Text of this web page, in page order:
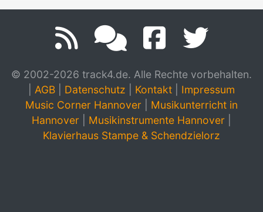
© 2002-2026 track4.de. Alle Rechte vorbehalten.
AGB Datenschutz Kontakt
Impressum
Music Corner Hannover
Musikunterricht in
Hannover
Musikinstrumente Hannover
Klavierhaus Stampe & Schendzielorz